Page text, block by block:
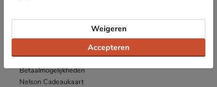
Bestellen
Betaalmogelijkheden
Nelson Cadeaukaart
Accepteren
Weigeren